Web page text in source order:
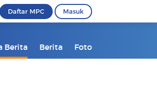
Daftar MPC Masuk
Berita Berita Foto